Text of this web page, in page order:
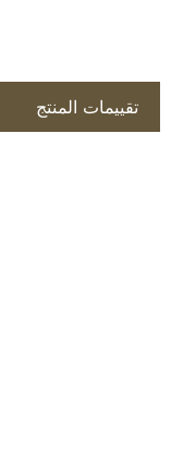
يُضاف إلى مياه الشرب
التخزين
يُحفظ في مكان بارد
تقييمات المنتج